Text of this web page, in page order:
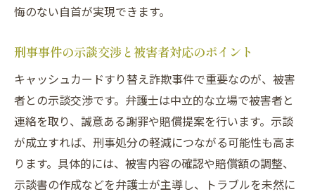
悔のない自首が実現できます。
刑事事件の示談交渉と被害者対応のポイント
キャッシュカードすり替え詐欺事件で重要なのが、被害
者との示談交渉です。弁護士は中立的な立場で被害者と
連絡を取り、誠意ある謝罪や賠償提案を行います。示談
が成立すれば、刑事処分の軽減につながる可能性も高ま
ります。具体的には、被害内容の確認や賠償額の調整、
示談書の作成などを弁護士が主導し、トラブルを未然に